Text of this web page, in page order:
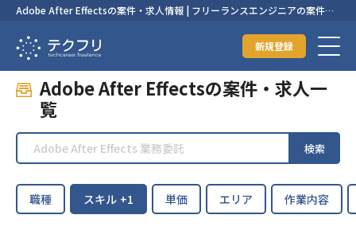
Adobe After Effectsの案件・求人情報 | フリーランスエンジニアの案件・
新規登録
Adobe After Effectsの案件・求人一
覧
検索
職種 スキル +1 単価 エリア 作業内容